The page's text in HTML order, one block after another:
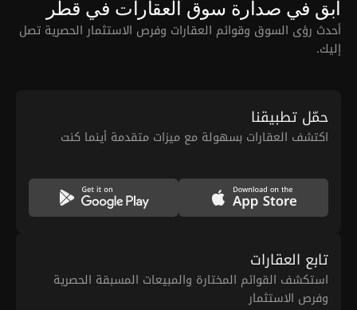
ابق في صدارة سوق العقارات في قطر
أحدث رؤى السوق وقوائم العقارات وفرص الاستثمار الحصرية تصل
إليك.
حمّل تطبيقنا
اكتشف العقارات بسهولة مع ميزات متقدمة أينما كنت
تابع العقارات
استكشف القوائم المختارة والمبيعات المسبقة الحصرية
وفرص الاستثمار